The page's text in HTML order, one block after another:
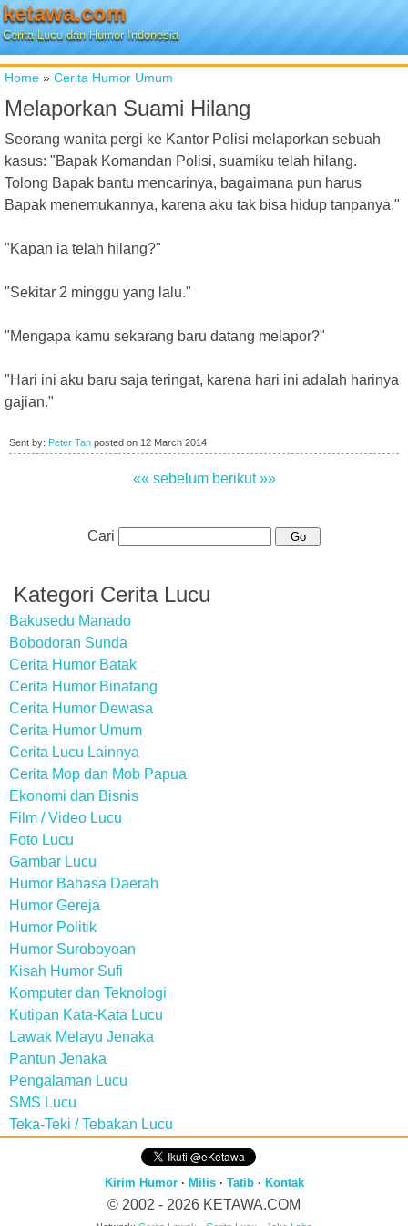
ketawa.com
Cerita Lucu dan Humor Indonesia
Home » Cerita Humor Umum
Melaporkan Suami Hilang
Seorang wanita pergi ke Kantor Polisi melaporkan sebuah
kasus: "Bapak Komandan Polisi, suamiku telah hilang.
Tolong Bapak bantu mencarinya, bagaimana pun harus
Bapak menemukannya, karena aku tak bisa hidup tanpanya."
"Kapan ia telah hilang?"
"Sekitar 2 minggu yang lalu."
"Mengapa kamu sekarang baru datang melapor?"
"Hari ini aku baru saja teringat, karena hari ini adalah harinya
gajian."
Sent by: Peter Tan posted on 12 March 2014
«« sebelum berikut »»
Cari
Kategori Cerita Lucu
Bakusedu Manado
Bobodoran Sunda
Cerita Humor Batak
Cerita Humor Binatang
Cerita Humor Dewasa
Cerita Humor Umum
Cerita Lucu Lainnya
Cerita Mop dan Mob Papua
Ekonomi dan Bisnis
Film / Video Lucu
Foto Lucu
Gambar Lucu
Humor Bahasa Daerah
Humor Gereja
Humor Politik
Humor Suroboyoan
Kisah Humor Sufi
Komputer dan Teknologi
Kutipan Kata-Kata Lucu
Lawak Melayu Jenaka
Pantun Jenaka
Pengalaman Lucu
SMS Lucu
Teka-Teki / Tebakan Lucu
Kirim Humor· Milis· Tatib· Kontak
© 2002 - 2026 KETAWA.COM